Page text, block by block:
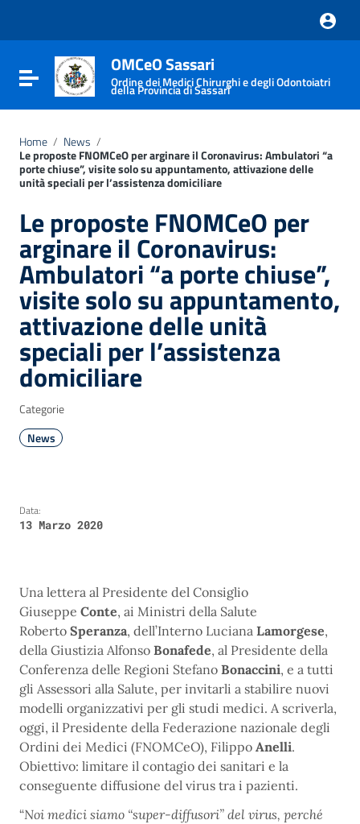
Vai al footer
Attiva / disattiva la navigazione
OMCeO Sassari
Ordine dei Medici Chirurghi e degli Odontoiatri
della Provincia di Sassari
Home / News /
Le proposte FNOMCeO per arginare il Coronavirus: Ambulatori “a
porte chiuse”, visite solo su appuntamento, attivazione delle
unità speciali per l’assistenza domiciliare
Le proposte FNOMCeO per
arginare il Coronavirus:
Ambulatori “a porte chiuse”,
visite solo su appuntamento,
attivazione delle unità
speciali per l’assistenza
domiciliare
Categorie
News
Data:
13 Marzo 2020
Una lettera al Presidente del Consiglio
Giuseppe Conte, ai Ministri della Salute
Roberto Speranza, dell’Interno Luciana Lamorgese,
della Giustizia Alfonso Bonafede, al Presidente della
Conferenza delle Regioni Stefano Bonaccini, e a tutti
gli Assessori alla Salute, per invitarli a stabilire nuovi
modelli organizzativi per gli studi medici. A scriverla,
oggi, il Presidente della Federazione nazionale degli
Ordini dei Medici (FNOMCeO), Filippo Anelli.
Obiettivo: limitare il contagio dei sanitari e la
conseguente diffusione del virus tra i pazienti.
“Noi medici siamo “super-diffusori” del virus, perché